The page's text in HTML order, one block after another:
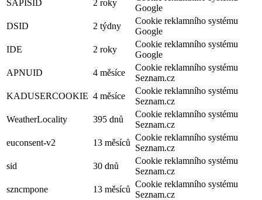
SAPISID
2 roky
Google
DSID
2 týdny
Cookie reklamního systému
Google
IDE
2 roky
Cookie reklamního systému
Google
APNUID
4 měsíce
Cookie reklamního systému
Seznam.cz
KADUSERCOOKIE 4 měsíce
Cookie reklamního systému
Seznam.cz
WeatherLocality
395 dnů
Cookie reklamního systému
Seznam.cz
euconsent-v2
13 měsíců
Cookie reklamního systému
Seznam.cz
sid
30 dnů
Cookie reklamního systému
Seznam.cz
szncmpone
13 měsíců
Cookie reklamního systému
Seznam.cz